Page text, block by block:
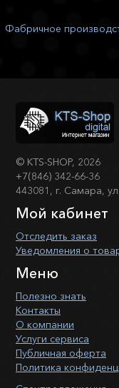
Фабричное
© KTS-SHOP, 2026
+7(846) 342-66-36
443081, г. Самара,
Мой кабинет
Отследить заказ
Уведомления о
Меню
Полезно знать
Контакты
О компании
Услуги сервиса
Публичная оферта
Политика